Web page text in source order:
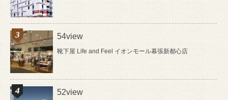
54view
靴下屋 Life and Feel イオンモール幕張新都心店
52view